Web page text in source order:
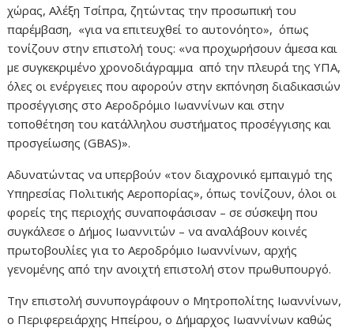
χώρας, Αλέξη Τσίπρα, ζητώντας την προσωπική του
παρέμβαση, «για να επιτευχθεί το αυτονόητο», όπως
τονίζουν στην επιστολή τους: «να προχωρήσουν άμεσα και
με συγκεκριμένο χρονοδιάγραμμα από την πλευρά της ΥΠΑ,
όλες οι ενέργειες που αφορούν στην εκπόνηση διαδικασιών
προσέγγισης στο Αεροδρόμιο Ιωαννίνων και στην
τοποθέτηση του κατάλληλου συστήματος προσέγγισης και
προσγείωσης (GBAS)».
Αδυνατώντας να υπερβούν «τον διαχρονικό εμπαιγμό της
Υπηρεσίας Πολιτικής Αεροπορίας», όπως τονίζουν, όλοι οι
φορείς της περιοχής συναποφάσισαν – σε σύσκεψη που
συγκάλεσε ο Δήμος Ιωαννιτών – να αναλάβουν κοινές
πρωτοβουλίες για το Αεροδρόμιο Ιωαννίνων, αρχής
γενομένης από την ανοιχτή επιστολή στον πρωθυπουργό.
Την επιστολή συνυπογράφουν ο Μητροπολίτης Ιωαννίνων,
ο Περιφερειάρχης Ηπείρου, ο Δήμαρχος Ιωαννίνων καθώς